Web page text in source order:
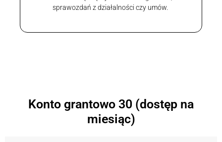
sprawozdań z działalności czy umów.
Konto grantowo 30 (dostęp na
miesiąc)